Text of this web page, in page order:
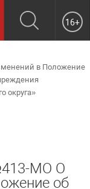
16+
в Положение
округа»
МО О
об